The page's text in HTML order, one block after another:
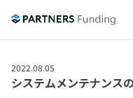
2022.08.05
システムメンテナンス